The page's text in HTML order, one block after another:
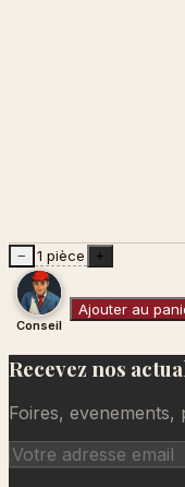
Ajouté au panier
− 1 pièce +
Conseil
Ajouter au
Recevez nos
Foires,